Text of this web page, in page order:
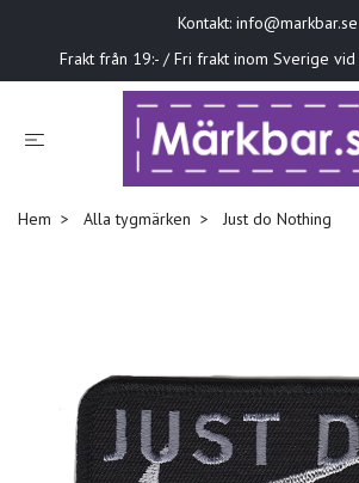
Kontakt: info@markbar.se
Frakt från 19:- / Fri frakt inom Sverige
Hem Alla tygmärken Just do Nothing